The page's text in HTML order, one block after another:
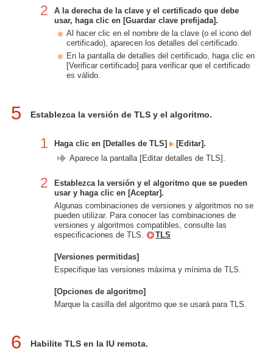
2
A la derecha de la clave y el certificado que debe
usar, haga clic en [Guardar clave prefijada].
Al hacer clic en el nombre de la clave (o el icono del
certificado), aparecen los detalles del certificado.
En la pantalla de detalles del certificado, haga clic en
[Verificar certificado] para verificar que el certificado
es válido.
5 Establezca la versión de TLS y el algoritmo.
1 Haga clic en [Detalles de TLS]
[Editar].
Aparece la pantalla [Editar detalles de TLS].
2
Establezca la versión y el algoritmo que se pueden
usar y haga clic en [Aceptar].
Algunas combinaciones de versiones y algoritmos no se
pueden utilizar. Para conocer las combinaciones de
versiones y algoritmos compatibles, consulte las
especificaciones de TLS.
TLS
[Versiones permitidas]
Especifique las versiones máxima y mínima de TLS.
[Opciones de algoritmo]
Marque la casilla del algoritmo que se usará para TLS.
6 Habilite TLS en la IU remota.